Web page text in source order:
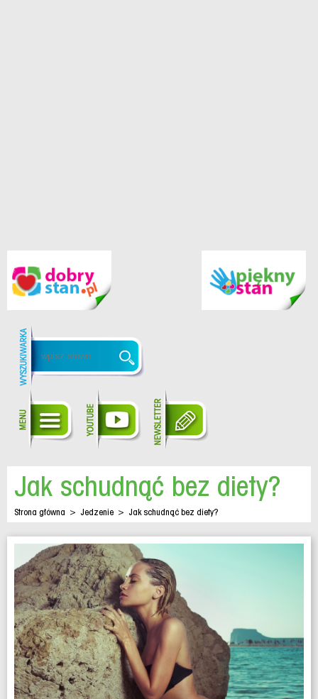
Jak schudnąć bez diety?
Strona główna > Jedzenie > Jak schudnąć bez diety?